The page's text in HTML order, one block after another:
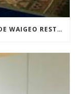
UN ENSEMBLE DE NATTES DE L’ÎLE DE WAIGEO RESTAURÉ GRÂCE AU SOUTIEN DU CERCLE LÉVI-STRAUSS